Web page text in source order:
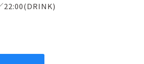
22:00(DRINK)